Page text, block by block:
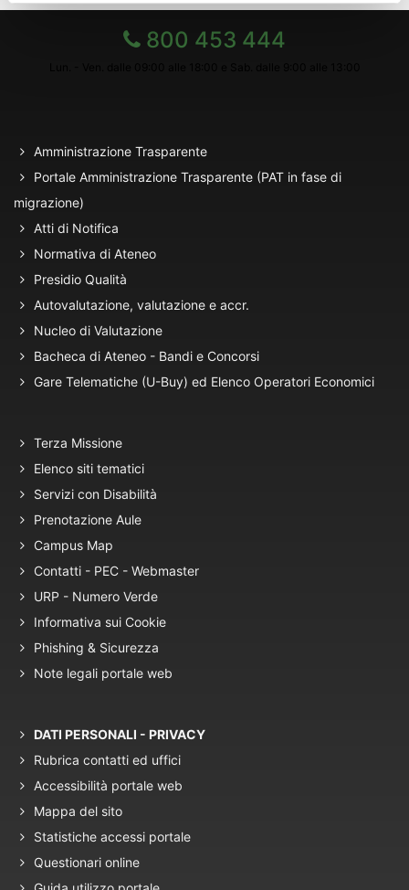
800 453 444
Amministrazione Trasparente
Portale Amministrazione Trasparente (PAT in fase di
migrazione)
Atti di Notifica
Normativa di Ateneo
Presidio Qualità
Autovalutazione, valutazione e accr.
Nucleo di Valutazione
Bacheca di Ateneo - Bandi e Concorsi
Gare Telematiche (U-Buy) ed Elenco Operatori Economici
Terza Missione
Elenco siti tematici
Servizi con Disabilità
Prenotazione Aule
Campus Map
Contatti - PEC - Webmaster
URP - Numero Verde
Informativa sui Cookie
Phishing & Sicurezza
Note legali portale web
DATI PERSONALI - PRIVACY
Rubrica contatti ed uffici
Accessibilità portale web
Mappa del sito
Statistiche accessi portale
Questionari online